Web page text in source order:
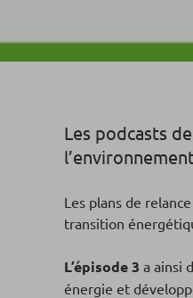
Les podcasts
Les plans de
transition
L’épisode 3 a ainsi
énergie et